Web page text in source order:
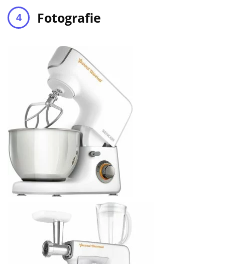
Fotografie